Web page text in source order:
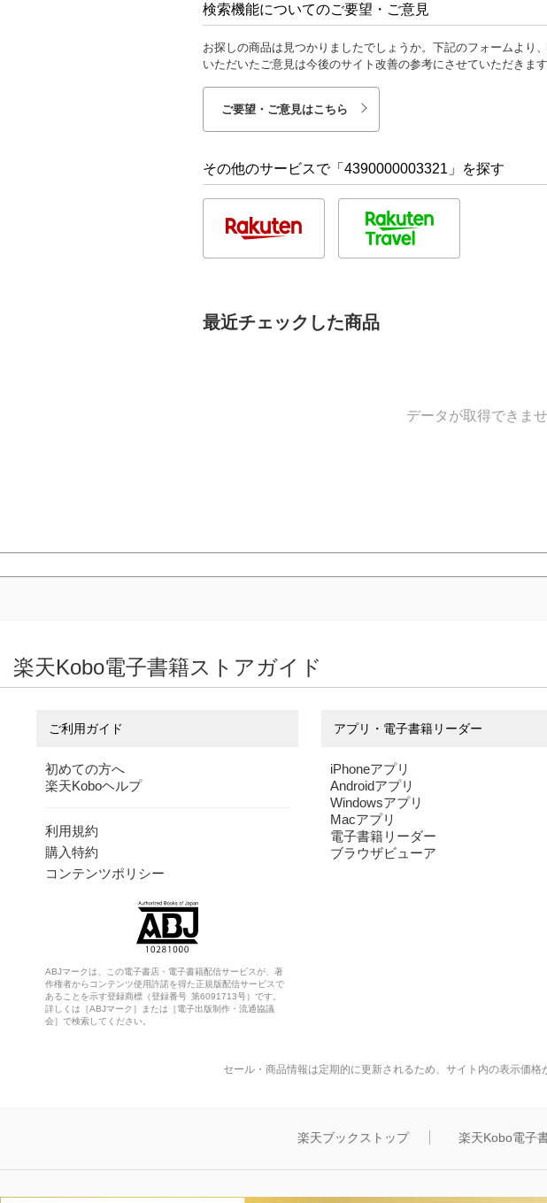
検索機能についてのご要望・ご意見
お探しの商品は見つかりましたでしょうか。下記のフォームより
いただいたご意見は今後のサイト改善の参考にさせていただきます
ご要望・ご意見はこちら
その他のサービスで「4390000003321」を探す
最近チェックした商品
データが取得できま
楽天Kobo電子書籍ストアガイド
ご利用ガイド
初めての方へ
楽天Koboヘルプ
利用規約
購入特約
コンテンツポリシー
ABJマークは、この電子書店・電子書籍配信サービスが、著
作権者からコンテンツ使用許諾を得た正規版配信サービスで
あることを示す登録商標（登録番号 第6091713号）です。
詳しくは［ABJマーク］または［電子出版制作・流通協議
会］で検索してください。
アプリ・電子書籍リーダー
iPhoneアプリ
Androidアプリ
Windowsアプリ
Macアプリ
電子書籍リーダー
ブラウザビューア
セール・商品情報は定期的に更新されるため、サイト内の表示価
楽天ブックストップ 楽天Kobo電子